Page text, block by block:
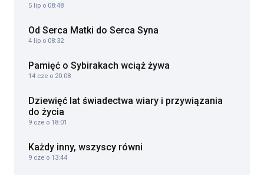
5 lip o 08:48
Od Serca Matki do Serca Syna
4 lip o 08:32
Pamięć o Sybirakach wciąż żywa
14 cze o 20:08
Dziewięć lat świadectwa wiary i przywiązania
do życia
9 cze o 18:01
Każdy inny, wszyscy równi
9 cze o 13:44